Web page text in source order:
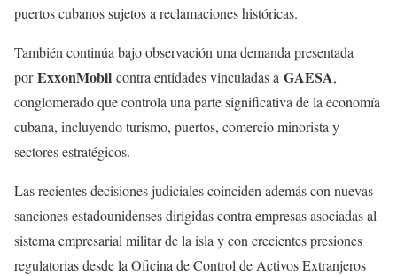
puertos cubanos sujetos a reclamaciones históricas.
También continúa bajo observación una demanda presentada
porExxonMobil contra entidades vinculadas a GAESA,
conglomerado que controla una parte significativa de la economía
cubana, incluyendo turismo, puertos, comercio minorista y
sectores estratégicos.
Las recientes decisiones judiciales coinciden además con nuevas
sanciones estadounidenses dirigidas contra empresas asociadas al
sistema empresarial militar de la isla y con crecientes presiones
regulatorias desde la Oficina de Control de Activos Extranjeros